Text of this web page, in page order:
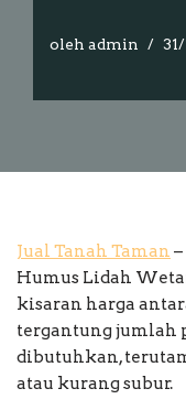
oleh admin
Jual Tanah Taman
Humus Lidah
kisaran harga
tergantung jumlah
dibutuhkan,
atau kurang subur.